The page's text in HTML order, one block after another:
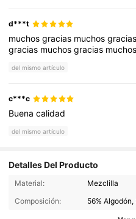
d***t
muchosgracias muchosgracias
gracias muchosgracias
del mismo artículo
c***c
Buenacalidad
del mismo artículo
Detalles Del Producto
Material:
Mezclilla
Composición:
56% Algodón,
9.3K Seguidores